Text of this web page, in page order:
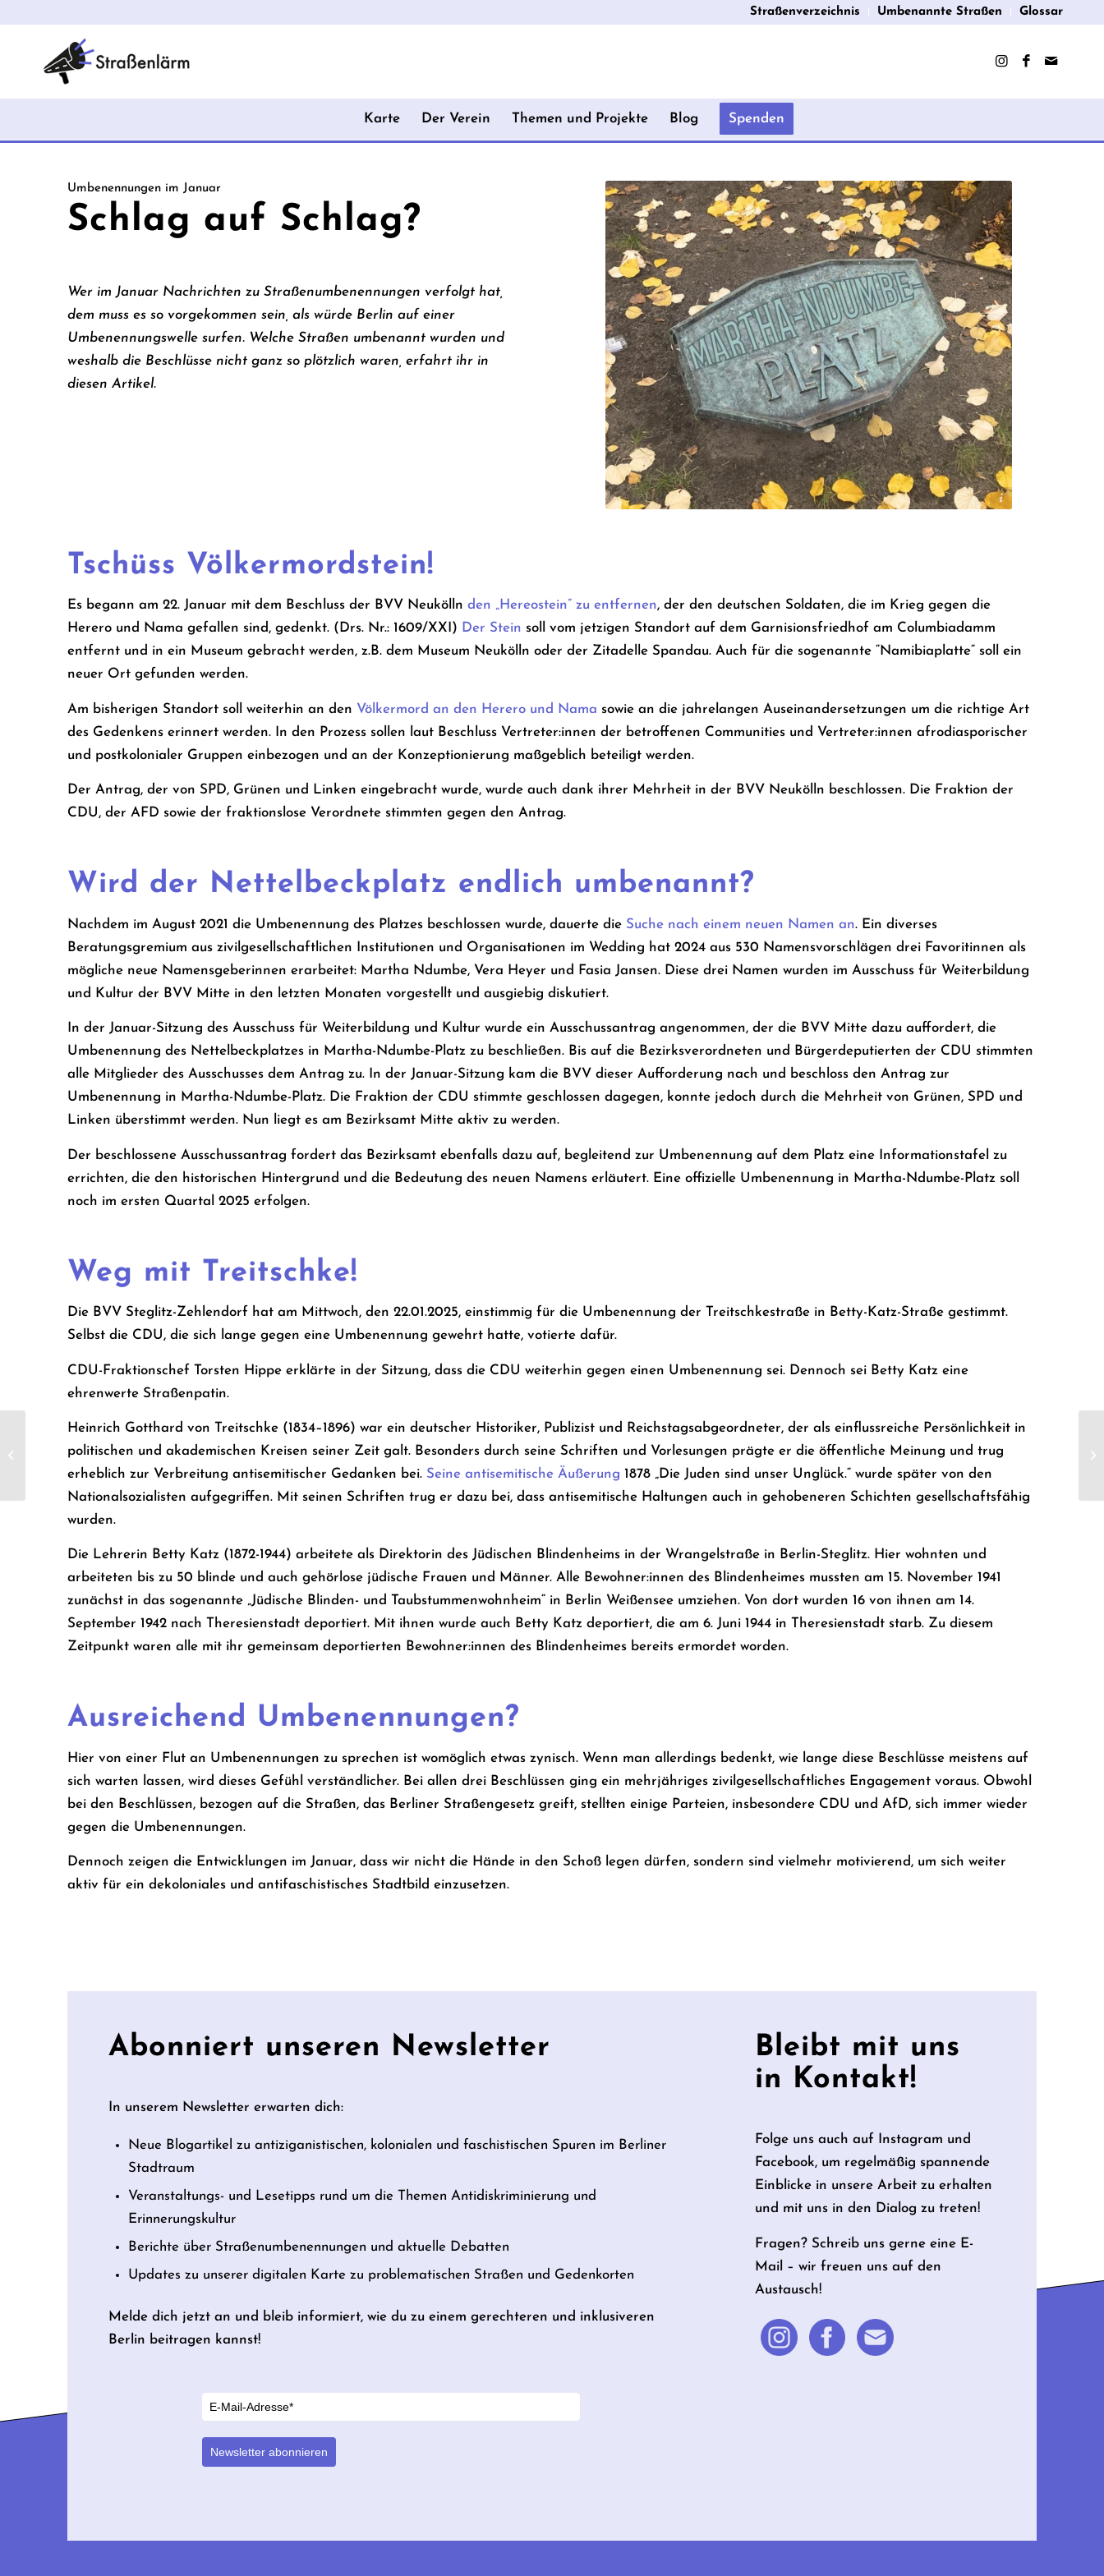
Straßenverzeichnis Umbenannte Straßen Glossar
Karte Der Verein Themen und Projekte Blog Spenden
Umbenennungen im Januar
Schlag auf Schlag?
Wer im Januar Nachrichten zu Straßenumbenennungen verfolgt hat,
dem muss es so vorgekommen sein, als würde Berlin auf einer
Umbenennungswelle surfen. Welche Straßen umbenannt wurden und
weshalb die Beschlüsse nicht ganz so plötzlich waren, erfahrt ihr in
diesen Artikel.
© Josepha Jendricke
Tschüss Völkermordstein!
Es begann am 22. Januar mit dem Beschluss der BVV Neukölln den „Hereostein” zu entfernen, der den deutschen Soldaten, die im Krieg gegen die
Herero und Nama gefallen sind, gedenkt. (Drs. Nr.: 1609/XXI) Der Stein soll vom jetzigen Standort auf dem Garnisionsfriedhof am Columbiadamm
entfernt und in ein Museum gebracht werden, z.B. dem Museum Neukölln oder der Zitadelle Spandau. Auch für die sogenannte “Namibiaplatte“ soll ein
neuer Ort gefunden werden.
Am bisherigen Standort soll weiterhin an den Völkermord an den Herero und Nama sowie an die jahrelangen Auseinandersetzungen um die richtige Art
des Gedenkens erinnert werden. In den Prozess sollen laut Beschluss Vertreter:innen der betroffenen Communities und Vertreter:innen afrodiasporischer
und postkolonialer Gruppen einbezogen und an der Konzeptionierung maßgeblich beteiligt werden.
Der Antrag, der von SPD, Grünen und Linken eingebracht wurde, wurde auch dank ihrer Mehrheit in der BVV Neukölln beschlossen. Die Fraktion der
CDU, der AFD sowie der fraktionslose Verordnete stimmten gegen den Antrag.
Wird der Nettelbeckplatz endlich umbenannt?
Nachdem im August 2021 die Umbenennung des Platzes beschlossen wurde, dauerte die Suche nach einem neuen Namen an. Ein diverses
Beratungsgremium aus zivilgesellschaftlichen Institutionen und Organisationen im Wedding hat 2024 aus 530 Namensvorschlägen drei Favoritinnen als
mögliche neue Namensgeberinnen erarbeitet: Martha Ndumbe, Vera Heyer und Fasia Jansen. Diese drei Namen wurden im Ausschuss für Weiterbildung
und Kultur der BVV Mitte in den letzten Monaten vorgestellt und ausgiebig diskutiert.
In der Januar-Sitzung des Ausschuss für Weiterbildung und Kultur wurde ein Ausschussantrag angenommen, der die BVV Mitte dazu auffordert, die
Umbenennung des Nettelbeckplatzes in Martha-Ndumbe-Platz zu beschließen. Bis auf die Bezirksverordneten und Bürgerdeputierten der CDU stimmten
alle Mitglieder des Ausschusses dem Antrag zu. In der Januar-Sitzung kam die BVV dieser Aufforderung nach und beschloss den Antrag zur
Umbenennung in Martha-Ndumbe-Platz. Die Fraktion der CDU stimmte geschlossen dagegen, konnte jedoch durch die Mehrheit von Grünen, SPD und
Linken überstimmt werden. Nun liegt es am Bezirksamt Mitte aktiv zu werden.
Der beschlossene Ausschussantrag fordert das Bezirksamt ebenfalls dazu auf, begleitend zur Umbenennung auf dem Platz eine Informationstafel zu
errichten, die den historischen Hintergrund und die Bedeutung des neuen Namens erläutert. Eine offizielle Umbenennung in Martha-Ndumbe-Platz soll
noch im ersten Quartal 2025 erfolgen.
Weg mit Treitschke!
Die BVV Steglitz-Zehlendorf hat am Mittwoch, den 22.01.2025, einstimmig für die Umbenennung der Treitschkestraße in Betty-Katz-Straße gestimmt.
Selbst die CDU, die sich lange gegen eine Umbenennung gewehrt hatte, votierte dafür.
CDU-Fraktionschef Torsten Hippe erklärte in der Sitzung, dass die CDU weiterhin gegen einen Umbenennung sei. Dennoch sei Betty Katz eine
ehrenwerte Straßenpatin.
Heinrich Gotthard von Treitschke (1834–1896) war ein deutscher Historiker, Publizist und Reichstagsabgeordneter, der als einflussreiche Persönlichkeit in
politischen und akademischen Kreisen seiner Zeit galt. Besonders durch seine Schriften und Vorlesungen prägte er die öffentliche Meinung und trug
erheblich zur Verbreitung antisemitischer Gedanken bei. Seine antisemitische Äußerung 1878 „Die Juden sind unser Unglück.“ wurde später von den
Nationalsozialisten aufgegriffen. Mit seinen Schriften trug er dazu bei, dass antisemitische Haltungen auch in gehobeneren Schichten gesellschaftsfähig
wurden.
Die Lehrerin Betty Katz (1872-1944) arbeitete als Direktorin des Jüdischen Blindenheims in der Wrangelstraße in Berlin-Steglitz. Hier wohnten und
arbeiteten bis zu 50 blinde und auch gehörlose jüdische Frauen und Männer. Alle Bewohner:innen des Blindenheimes mussten am 15. November 1941
zunächst in das sogenannte „Jüdische Blinden- und Taubstummenwohnheim“ in Berlin Weißensee umziehen. Von dort wurden 16 von ihnen am 14.
September 1942 nach Theresienstadt deportiert. Mit ihnen wurde auch Betty Katz deportiert, die am 6. Juni 1944 in Theresienstadt starb. Zu diesem
Zeitpunkt waren alle mit ihr gemeinsam deportierten Bewohner:innen des Blindenheimes bereits ermordet worden.
Ausreichend Umbenennungen?
Hier von einer Flut an Umbenennungen zu sprechen ist womöglich etwas zynisch. Wenn man allerdings bedenkt, wie lange diese Beschlüsse meistens auf
sich warten lassen, wird dieses Gefühl verständlicher. Bei allen drei Beschlüssen ging ein mehrjähriges zivilgesellschaftliches Engagement voraus. Obwohl
bei den Beschlüssen, bezogen auf die Straßen, das Berliner Straßengesetz greift, stellten einige Parteien, insbesondere CDU und AfD, sich immer wieder
gegen die Umbenennungen.
Dennoch zeigen die Entwicklungen im Januar, dass wir nicht die Hände in den Schoß legen dürfen, sondern sind vielmehr motivierend, um sich weiter
aktiv für ein dekoloniales und antifaschistisches Stadtbild einzusetzen.
Abonniert unseren Newsletter
In unserem Newsletter erwarten dich:
Neue Blogartikel zu antiziganistischen, kolonialen und faschistischen Spuren im Berliner
Stadtraum
Veranstaltungs- und Lesetipps rund um die Themen Antidiskriminierung und
Erinnerungskultur
Berichte über Straßenumbenennungen und aktuelle Debatten
Updates zu unserer digitalen Karte zu problematischen Straßen und Gedenkorten
Melde dich jetzt an und bleib informiert, wie du zu einem gerechteren und inklusiveren
Berlin beitragen kannst!
Newsletter abonnieren
Bleibt mit uns
in Kontakt!
Folge uns auch auf Instagram und
Facebook, um regelmäßig spannende
Einblicke in unsere Arbeit zu erhalten
und mit uns in den Dialog zu treten!
Fragen? Schreib uns gerne eine E-
Mail – wir freuen uns auf den
Austausch!
Völkermörderstein!